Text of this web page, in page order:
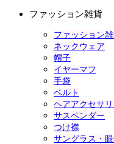
ファッション雑貨
ファッション
ネックウェア
帽子
イヤーマフ
手袋
ベルト
ヘアアクセサ
サスペンダー
つけ襟
サングラス・